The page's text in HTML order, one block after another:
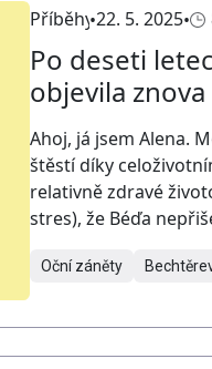
Příběhy22. 5. 2025
Po deseti
objevila znova
Ahoj, já jsem Alena.
štěstí díky
relativně zdravé
stres), že Béďa
Oční záněty